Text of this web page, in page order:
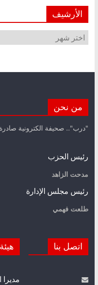
الأرشيف
الأرشيف
من نحن
"درب".. صحيفة الكترونية
رئيس الحزب
مدحت الزاهد
رئيس مجلس الإدارة
طلعت فهمي
اتصل بنا
مديرا